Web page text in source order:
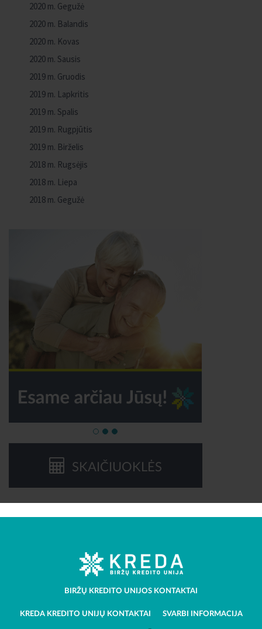
2020 m. Gegužė
2020 m. Balandis
2020 m. Kovas
2020 m. Sausis
2019 m. Gruodis
2019 m. Lapkritis
2019 m. Spalis
2019 m. Rugpjūtis
2019 m. Birželis
2018 m. Rugsėjis
2018 m. Liepa
2018 m. Gegužė
SKAIČIUOKLĖS
BIRŽŲ KREDITO UNIJOS KONTAKTAI
KREDA KREDITO UNIJŲ KONTAKTAI SVARBI INFORMACIJA